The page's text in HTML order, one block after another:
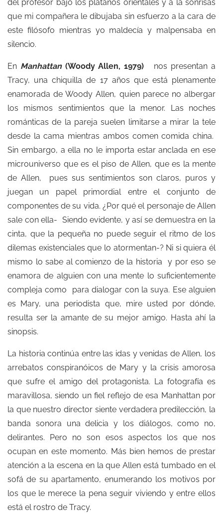
del profesor bajo los plátanos orientales y a la sonrisas
que mi compañera le dibujaba sin esfuerzo a la cara de
este filósofo mientras yo maldecía y malpensaba en
silencio.
En Manhattan(Woody Allen, 1979)
nos presentan a
Tracy, una chiquilla de 17 años que está plenamente
enamorada de Woody Allen, quien parece no albergar
los mismos sentimientos que la menor. Las noches
románticas de la pareja suelen limitarse a mirar la tele
desde la cama mientras ambos comen comida china.
Sin embargo, a ella no le importa estar anclada en ese
microuniverso que es el piso de Allen, que es la mente
de Allen, pues sus sentimientos son claros, puros y
juegan un papel primordial entre el conjunto de
componentes de su vida. ¿Por qué el personaje de Allen
sale con ella- Siendo evidente, y así se demuestra en la
cinta, que la pequeña no puede seguir el ritmo de los
dilemas existenciales que lo atormentan-? Ni si quiera él
mismo lo sabe al comienzo de la historia y por eso se
enamora de alguien con una mente lo suficientemente
compleja como para dialogar con la suya. Ese alguien
es Mary, una periodista que, mire usted por dónde,
resulta ser la amante de su mejor amigo. Hasta ahí la
sinopsis.
La historia continúa entre las idas y venidas de Allen, los
arrebatos conspiranóicos de Mary y la crisis amorosa
que sufre el amigo del protagonista. La fotografía es
maravillosa, siendo un fiel reflejo de esa Manhattan por
la que nuestro director siente verdadera predilección, la
banda sonora una delicia y los diálogos, como no,
delirantes. Pero no son esos aspectos los que nos
ocupan en este momento. Más bien hemos de prestar
atención a la escena en la que Allen está tumbado en el
sofá de su apartamento, enumerando los motivos por
los que le merece la pena seguir viviendo y entre ellos
está el rostro de Tracy.